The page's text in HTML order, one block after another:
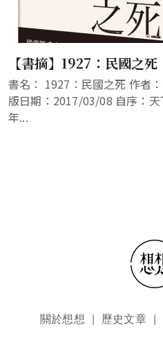
【書摘】1927：民國之死
書名： 1927：民國之死 作者
版日期：2017/03/08 自序：
年...
頁尾選單關於想想 歷史文章